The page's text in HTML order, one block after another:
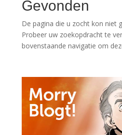
Gevonden
De pagina die u zocht kon niet
Probeer uw zoekopdracht te
bovenstaande navigatie om